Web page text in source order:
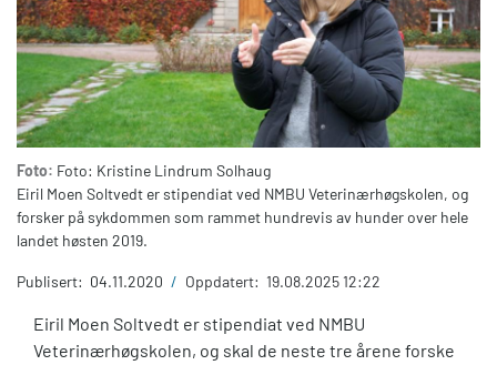
Foto: Foto: Kristine Lindrum Solhaug
Eiril Moen Soltvedt er stipendiat ved NMBU Veterinærhøgskolen, og
forsker på sykdommen som rammet hundrevis av hunder over hele
landet høsten 2019.
Publisert: 04.11.2020 / Oppdatert: 19.08.2025 12:22
Eiril Moen Soltvedt er stipendiat ved NMBU
Veterinærhøgskolen, og skal de neste tre årene forske